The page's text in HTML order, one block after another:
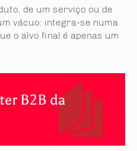
de um serviço ou de
vácuo: integra-se numa
o alvo final é apenas um
B2B da